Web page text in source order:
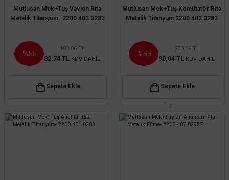
Mutlusan Mek+Tuş Vavien Rita
Metalik Titanyum- 2200 403 0283
%55
183,86 TL
82,74 TL KDV DAHİL
Sepete Ekle
Mutlusan Mek+Tuş Komütatör Rita
Metalik Titanyum 2200 402 0283
%55
200,09 TL
90,04 TL KDV DAHİL
Sepete Ekle